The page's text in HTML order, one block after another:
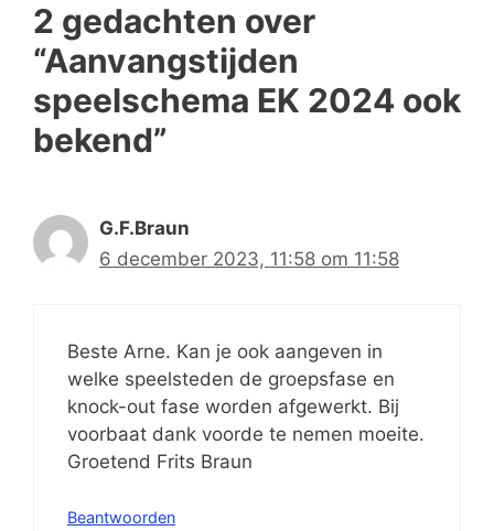
2 gedachten over
“Aanvangstijden
speelschema EK 2024 ook
bekend”
G.F.Braun
6 december 2023, 11:58 om 11:58
Beste Arne. Kan je ook aangeven in
welke speelsteden de groepsfase en
knock-out fase worden afgewerkt. Bij
voorbaat dank voorde te nemen moeite.
Groetend Frits Braun
Beantwoorden